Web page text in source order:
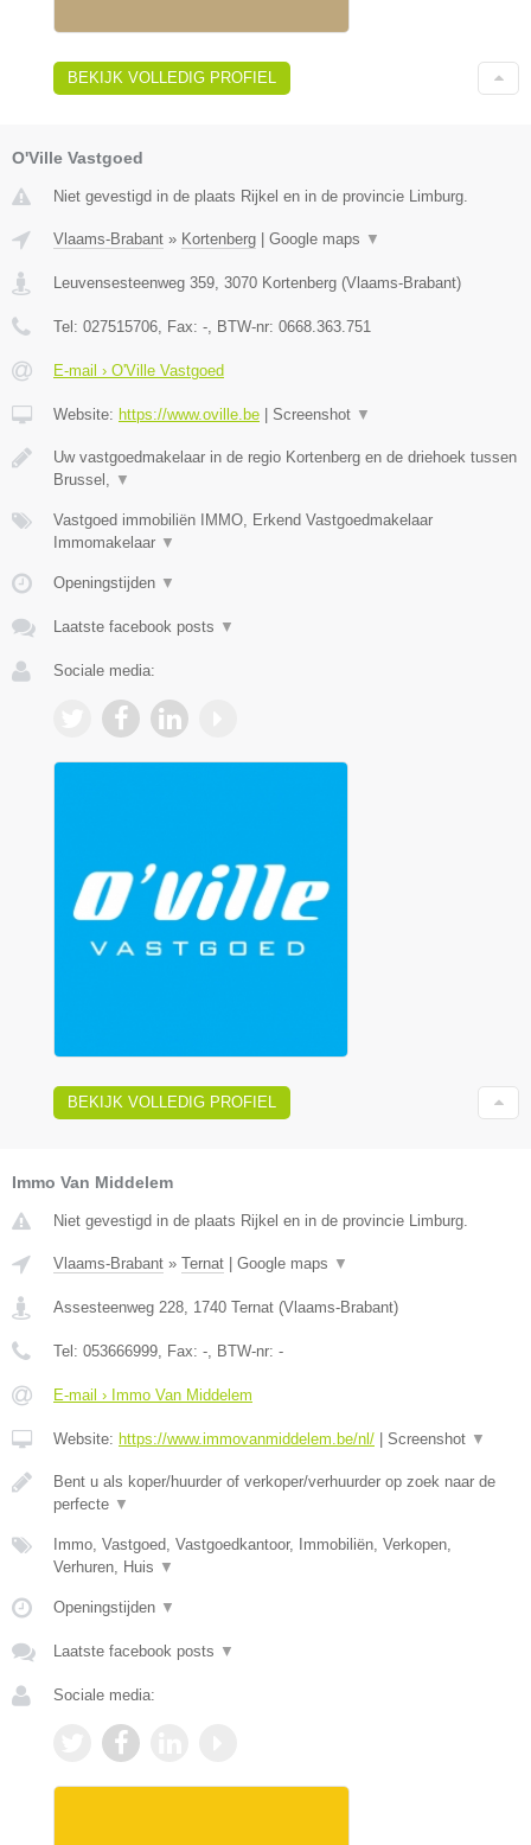
BEKIJK VOLLEDIG PROFIEL
O'Ville Vastgoed
Niet gevestigd in de plaats Rijkel en in de provincie Limburg.
Vlaams-Brabant » Kortenberg Google maps ▼
Leuvensesteenweg 359, 3070 Kortenberg (Vlaams-Brabant)
Tel: 027515706, Fax: -, BTW-nr: 0668.363.751
E-mail › O'Ville Vastgoed
Website: https://www.oville.be Screenshot ▼
Uw vastgoedmakelaar in de regio Kortenberg en de driehoek tussen
Brussel, ▼
Vastgoed immobiliën IMMO, Erkend Vastgoedmakelaar
Immomakelaar ▼
Openingstijden ▼
Laatste facebook posts ▼
Sociale media:
BEKIJK VOLLEDIG PROFIEL
Immo Van Middelem
Niet gevestigd in de plaats Rijkel en in de provincie Limburg.
Vlaams-Brabant » Ternat Google maps ▼
Assesteenweg 228 1740 Ternat (Vlaams-Brabant)
Tel: 053666999 , Fax: - , BTW-nr: -
E-mail › Immo Van Middelem
Website: https://www.immovanmiddelem.be/nl/ Screenshot ▼
Bent u als koper/huurder of verkoper/verhuurder op zoek naar de
perfecte ▼
Immo, Vastgoed, Vastgoedkantoor, Immobiliën, Verkopen,
Verhuren, Huis ▼
Openingstijden ▼
Laatste facebook posts ▼
Sociale media: